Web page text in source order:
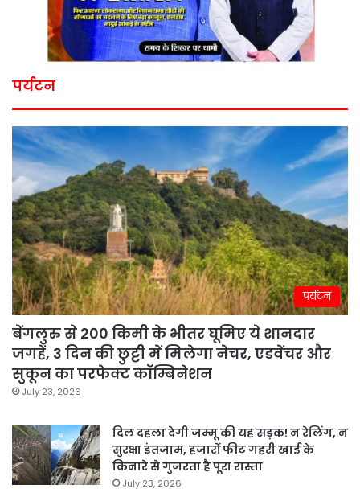
पर्यटन
पर्यटन
बेंगलुरु से 200 किमी के भीतर घूमिए ये शानदार
जगहें, 3 दिन की छुट्टी में मिलेगा नेचर, एडवेंचर और
सुकून का परफेक्ट कॉम्बिनेशन
July 23, 2026
दिल दहला देगी जम्मू की यह सड़क! न रेलिंग, न
सुरक्षा इंतजाम, हजारों फीट गहरी खाई के
किनारे से गुजरता है पूरा रास्ता
July 23, 2026